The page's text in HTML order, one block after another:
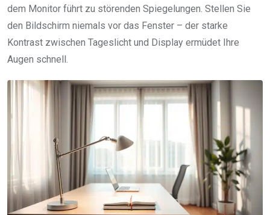
dem Monitor führt zu störenden Spiegelungen. Stellen Sie
den Bildschirm niemals vor das Fenster – der starke
Kontrast zwischen Tageslicht und Display ermüdet Ihre
Augen schnell.